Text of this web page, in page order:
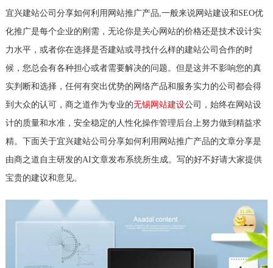
宜兴建站公司分享如何利用网站推广产品,一般来说网站建设和SEO优
化推广是每个企业的刚需，无论你是关心网站的价格还是技术设计实
力水平，或者你在选择是否建站或寻找什么样的建站公司合作的时
候，您总会有各种担心或者需要解决的问题。但是这并不影响您的真
实判断和选择，任何有突出优势的网络产品和服务实力的公司都会得
到大众的认可，商之道作为专业的无锡网站建设公司，始终在网站设
计的质量和水准，安全稳定的人性化操作管理后台上努力做到精益求
精。下面关于宜兴建站公司分享如何利用网站推广产品的文章分享是
由商之道自主研发的AI文章发布系统所生成。写的好不好请大家提供
宝贵的建议和意见。